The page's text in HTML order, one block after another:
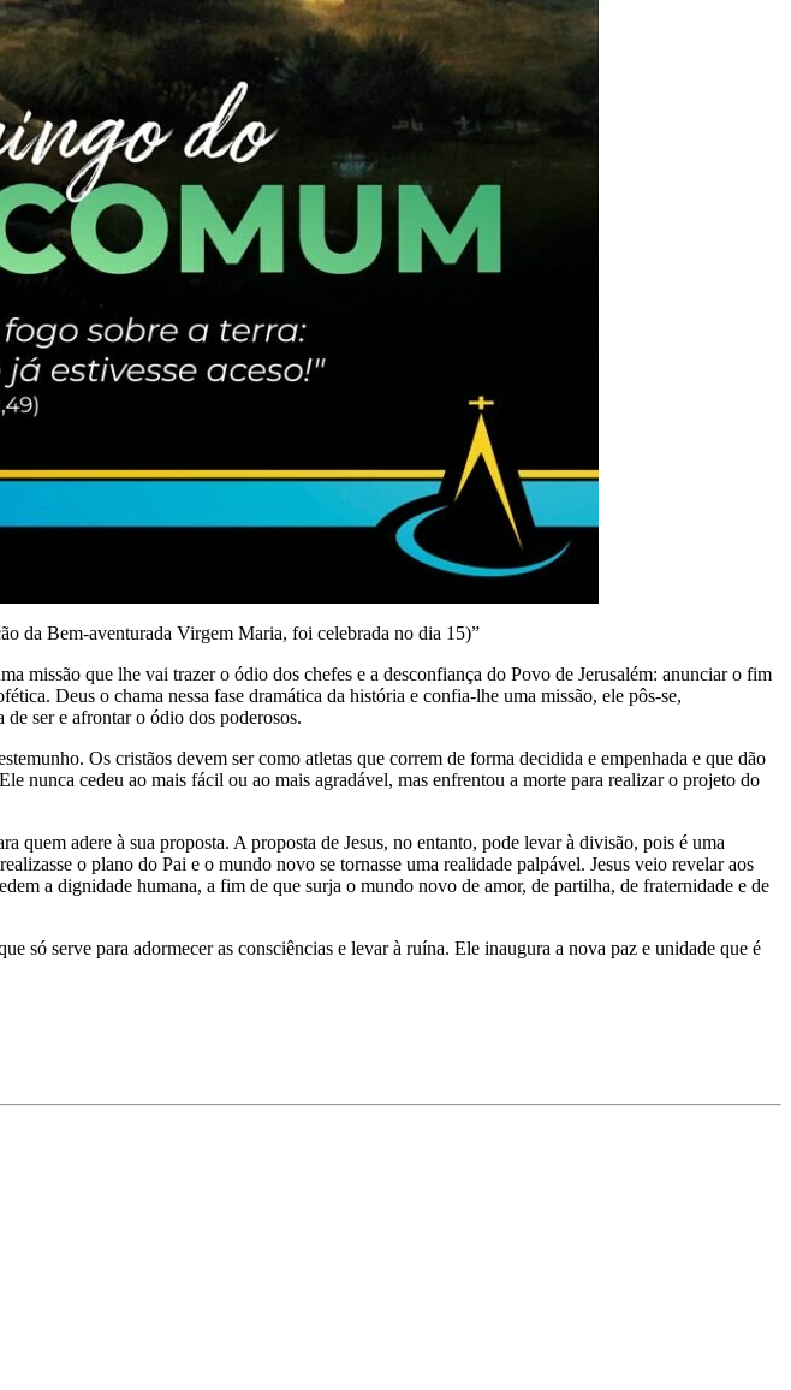
da Bem-aventurada Virgem Maria, foi celebrada no dia 15)”
missão que lhe vai trazer o ódio dos chefes e a desconfiança do Povo de Jerusalém: anunciar o fim
Deus o chama nessa fase dramática da história e confia-lhe uma missão, ele pôs-se,
ser e afrontar o ódio dos poderosos.
Os cristãos devem ser como atletas que correm de forma decidida e empenhada e que dão
nunca cedeu ao mais fácil ou ao mais agradável, mas enfrentou a morte para realizar o projeto do
adere à sua proposta. A proposta de Jesus, no entanto, pode levar à divisão, pois é uma
o plano do Pai e o mundo novo se tornasse uma realidade palpável. Jesus veio revelar aos
a dignidade humana, a fim de que surja o mundo novo de amor, de partilha, de fraternidade e de
só serve para adormecer as consciências e levar à ruína. Ele inaugura a nova paz e unidade que é